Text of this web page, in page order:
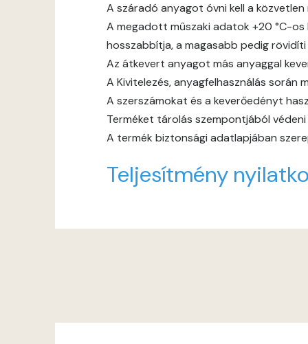
A száradó anyagot óvni kell a
A megadott műszaki adatok +20 °C-
hosszabbítja, a magasabb pedig
Az átkevert anyagot más anyaggal
A Kivitelezés, anyagfelhasználás során
A szerszámokat és a keverőedényt
Terméket tárolás szempontjából
A termék biztonsági adatlapjában
Teljesítmény